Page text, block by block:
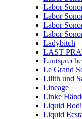
Labor
Labor
Labor
Labor
Ladybitch
LAST
Le Grand
Lilith und
Lineage
Linke
Liquid
Liquid